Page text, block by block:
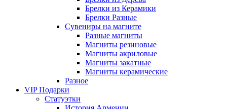
Брелки из Керамики
Брелки Разные
Сувениры на магните
Разные магниты
Магниты резиновые
Магниты акриловые
Магниты закатные
Магниты керамические
Разное
VIP Подарки
Статуэтки